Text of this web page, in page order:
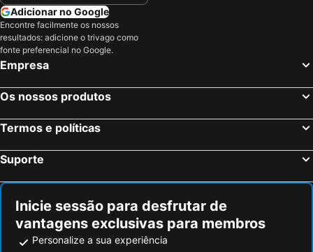
Adicionar no Google
Encontre facilmente os nossos
resultados: adicione o trivago como
fonte preferencial no Google.
Empresa
Os nossos produtos
Termos e políticas
Suporte
Inicie sessão para desfrutar de
vantagens exclusivas para membros
Personalize a sua experiência